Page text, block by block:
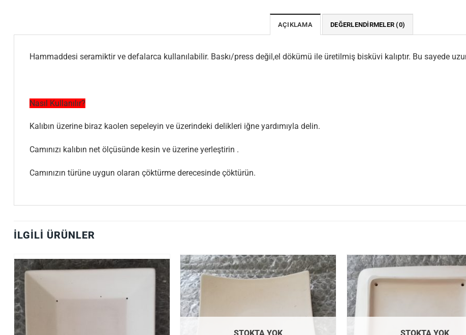
AÇIKLAMA DEĞERLENDIRMELER (0)
Hammaddesi seramiktir ve defalarca kullanılabilir. Baskı/press değil,el dökümü ile üretilmiş bisküvi kalıptır. Bu sayede
Nasıl Kullanılır?
Kalıbın üzerine biraz kaolen sepeleyin ve üzerindeki delikleri iğne yardımıyla delin.
Camınızı kalıbın net ölçüsünde kesin ve üzerine yerleştirin .
Camınızın türüne uygun olaran çöktürme derecesinde çöktürün.
İLGILI ÜRÜNLER